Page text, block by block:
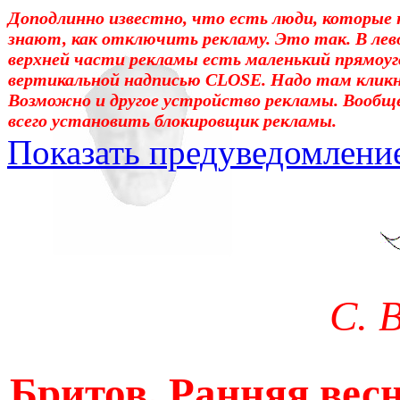
Доподлинно известно, что есть люди, которые
знают, как отключить рекламу. Это так. В
верхней части рекламы есть маленький
вертикальной надписью CLOSE. Надо там
Возможно и другое устройство рекламы.
всего установить блокировщик рекламы.
Показать
Уважаемые! Умоляю: не
отошли от суеты. – Перед
достаточно, чтоб
что не понятно.Прошу
С.